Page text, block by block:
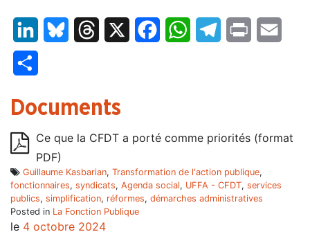
LinkedInBluesky Threads FacebookWhatsAppTelegram
Print
Documents
Ce que la CFDT a porté comme priorités (format
PDF)
Guillaume Kasbarian, Transformation de l'action publique,
fonctionnaires, syndicats, Agenda social, UFFA - CFDT, services
publics, simplification, réformes, démarches administratives
Posted in La Fonction Publique
le 4 octobre 2024